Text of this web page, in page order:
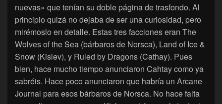
nuevas» que tenían su doble página de trasfondo. Al
principio quizá no dejaba de ser una curiosidad, pero
mirémoslo en detalle. Estas tres facciones eran The
Wolves of the Sea (bárbaros de Norsca), Land of Ice &
Snow (Kislev), y Ruled by Dragons (Cathay). Pues
bien, hace mucho tiempo anunciaron Cahtay como ya
sabréis. Hace poco anunciaron que habría un Arcane
Journal para esos bárbaros de Norsca. No hace falta